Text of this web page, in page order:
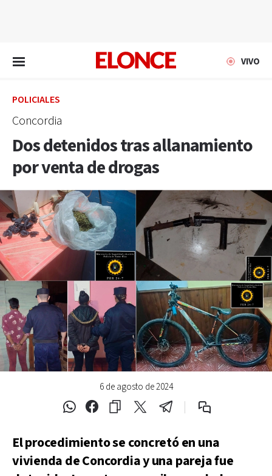
VIVO
POLICIALES
Concordia
Dos detenidos tras allanamiento
por venta de drogas
6 de agosto de 2024
El procedimiento se concretó en una
vivienda de Concordia y una pareja fue